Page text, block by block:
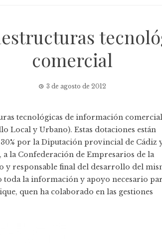
comercial
3 de agosto de 2012
tecnológicas de información comercial
Local y Urbano). Estas dotaciones están
por la Diputación provincial de Cádiz
a la Confederación de Empresarios de la
responsable final del desarrollo del
toda la información y apoyo necesario
quen ha colaborado en las gestiones